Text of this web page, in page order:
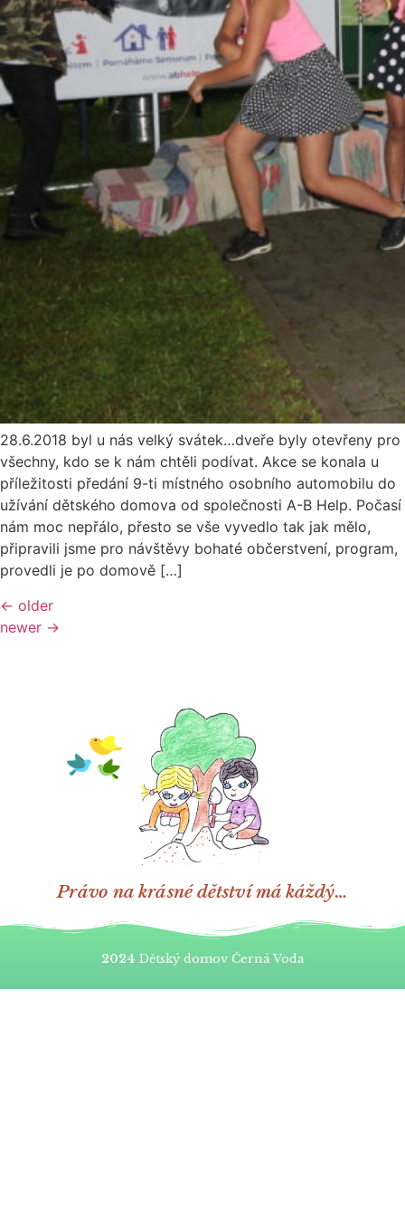
28.6.2018 byl u nás velký svátek…dveře byly otevřeny pro
všechny, kdo se k nám chtěli podívat. Akce se konala u
příležitosti předání 9-ti místného osobního automobilu do
užívání dětského domova od společnosti A-B Help. Počasí
nám moc nepřálo, přesto se vše vyvedlo tak jak mělo,
připravili jsme pro návštěvy bohaté občerstvení, program,
provedli je po domově […]
← older
newer →
Právo na krásné dětství má káždý…
2024 Dětský domov Černá Voda